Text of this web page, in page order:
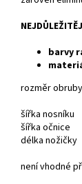
barvy
rozměr
šířka
šířka
délka
není vhodné